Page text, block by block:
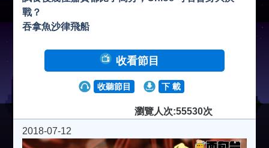
戰？
吞拿魚沙律飛船
收看節目
收聽節目 下 載
瀏覽人次:55530次
2018-07-12